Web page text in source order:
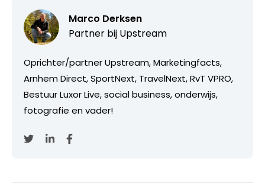
Marco Derksen
Partner bij Upstream
Oprichter/partner Upstream, Marketingfacts,
Arnhem Direct, SportNext, TravelNext, RvT VPRO,
Bestuur Luxor Live, social business, onderwijs,
fotografie en vader!